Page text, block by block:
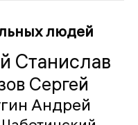
людей
Станислав
Сергей
Андрей